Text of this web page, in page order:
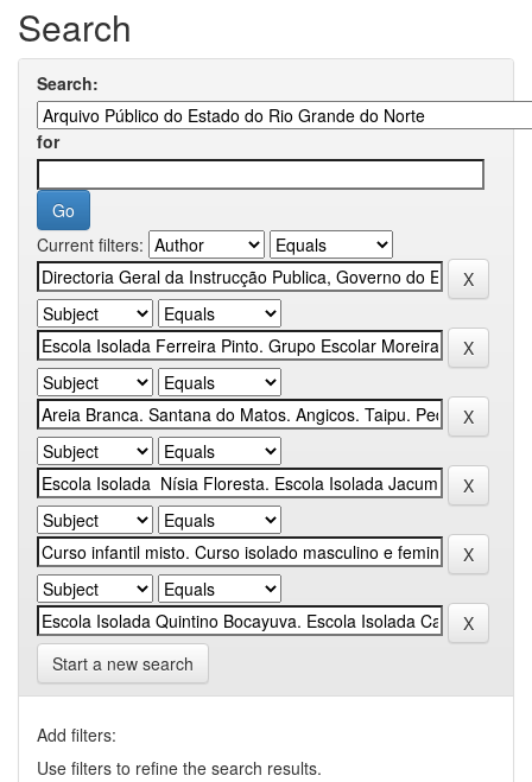
Search
Search:
for
Current filters:
Start a new search
Add filters:
Use filters to refine the search results.